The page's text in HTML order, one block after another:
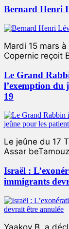
Bernard Henri
Mardi 15 mars
Copernic reçoit
Le Grand
l’exemption du
19
Le jeûne du 17
Assar
Israël :
immigrants
Yaakov B. a